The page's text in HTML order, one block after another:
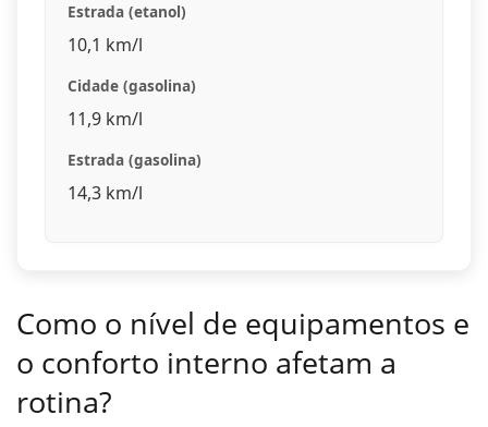
Estrada (etanol)
10,1 km/l
Cidade (gasolina)
11,9 km/l
Estrada (gasolina)
14,3 km/l
Como o nível de equipamentos e
o conforto interno afetam a
rotina?